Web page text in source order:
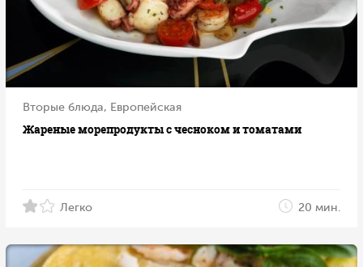
Вторые блюда, Европейская
Жареные морепродукты с чесноком и томатами
Легко 20 мин.